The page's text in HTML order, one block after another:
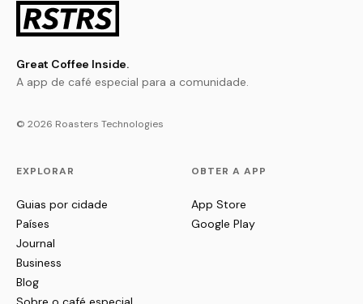
Great Coffee Inside.
A app de café especial para a comunidade.
© 2026 Roasters Technologies
EXPLORAR
Guias por cidade
Países
Journal
Business
Blog
OBTER A APP
App Store
Google Play